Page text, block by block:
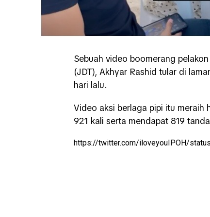
Sebuah video boomerang
(JDT), Akhyar Rashid tular di
hari lalu.
Video aksi berlaga pipi itu meraih
921 kali serta mendapat 819
https://twitter.com/iloveyouIPOH/